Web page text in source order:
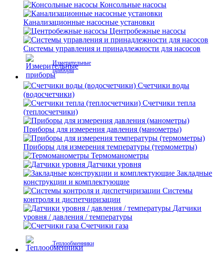
Консольные насосы
Канализационные насосные установки
Центробежные насосы
Системы управления и принадлежности для насосов
Измерительные
приборы
Счетчики воды
(водосчетчики)
Счетчики тепла
(теплосчетчики)
Приборы для измерения давления (манометры)
Приборы для измерения температуры (термометры)
Термоманометры
Датчики уровня
Закладные
конструкции и комплектующие
Системы
контроля и диспетчиризации
Датчики
уровня / давления / температуры
Счетчики газа
Теплообменники